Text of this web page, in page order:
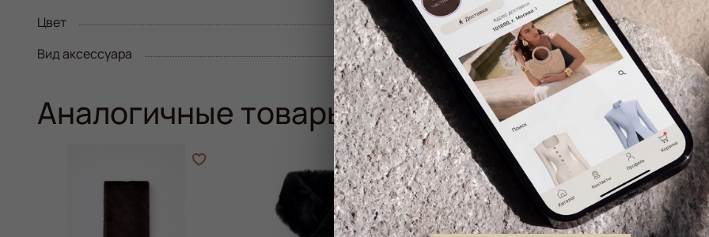
Цвет
Красный
Размер
Вид аксессуара
Шарф
Аналогичные товары